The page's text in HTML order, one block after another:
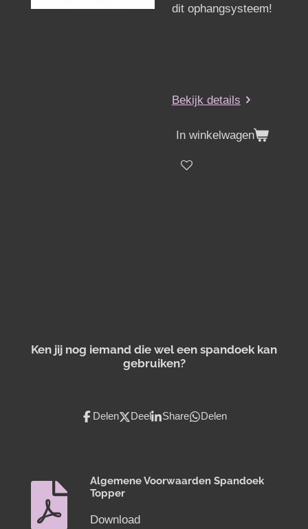
dit ophangsysteem!
Bekijk details
In winkelwagen
Ken jij nog iemand die wel een spandoek kan
gebruiken?
Delen Deel Share Delen
Algemene Voorwaarden Spandoek
Topper
Download